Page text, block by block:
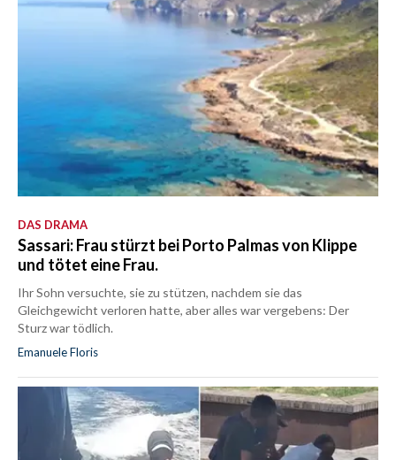
DAS DRAMA
Sassari: Frau stürzt bei Porto Palmas von Klippe
und tötet eine Frau.
Ihr Sohn versuchte, sie zu stützen, nachdem sie das
Gleichgewicht verloren hatte, aber alles war vergebens: Der
Sturz war tödlich.
Emanuele Floris